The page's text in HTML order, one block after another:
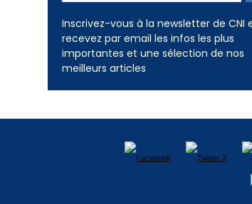
Inscrivez-vous à la newsletter de CNI et
recevez par email les infos les plus